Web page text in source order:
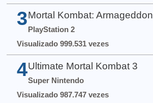
3 Mortal Kombat: Armageddon
PlayStation 2
Visualizado 999.531 vezes
4 Ultimate Mortal Kombat 3
Super Nintendo
Visualizado 987.747 vezes